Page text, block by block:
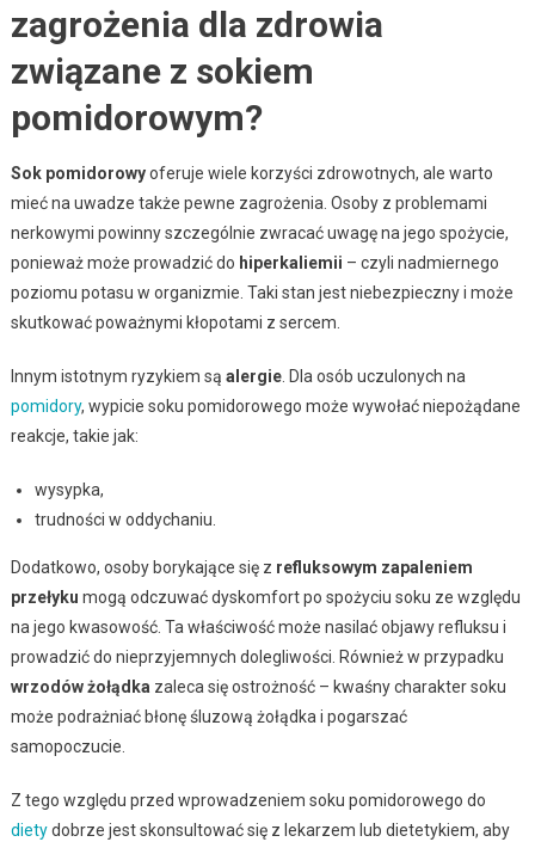
zagrożenia dla zdrowia
związane z sokiem
pomidorowym?
Sok pomidorowyoferuje wiele korzyści zdrowotnych, ale warto
mieć na uwadze także pewne zagrożenia. Osoby z problemami
nerkowymi powinny szczególnie zwracać uwagę na jego spożycie,
ponieważ może prowadzić do hiperkaliemii – czyli nadmiernego
poziomu potasu w organizmie. Taki stan jest niebezpieczny i może
skutkować poważnymi kłopotami z sercem.
Innym istotnym ryzykiem są alergie. Dla osób uczulonych na
pomidory, wypicie soku pomidorowego może wywołać niepożądane
reakcje, takie jak:
wysypka,
trudności w oddychaniu.
Dodatkowo, osoby borykające się z refluksowym zapaleniem
przełyku mogą odczuwać dyskomfort po spożyciu soku ze względu
na jego kwasowość. Ta właściwość może nasilać objawy refluksu i
prowadzić do nieprzyjemnych dolegliwości. Również w przypadku
wrzodów żołądka zaleca się ostrożność – kwaśny charakter soku
może podrażniać błonę śluzową żołądka i pogarszać
samopoczucie.
Z tego względu przed wprowadzeniem soku pomidorowego do
dietydobrze jest skonsultować się z lekarzem lub dietetykiem, aby